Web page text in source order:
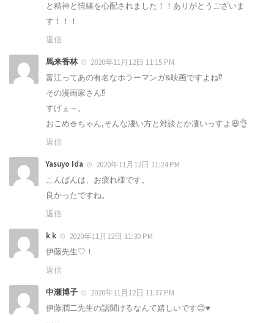
と精神と情緒を心配されました！！ありがとうございま
す！！！
返信
馬来香林
2020年11月12日 11:15 PM
富江ってあの有名なホラーマンガ&映画ですよね⁉️
その漫画家さん⁉️
すげぇ～。
おこめ🍚ちゃん,そんな凄い方と対談とか凄いっすよ😆👌
返信
Yasuyo Ida
2020年11月12日 11:24 PM
こんばんは、お疲れ様です。
良かったですね。
返信
k k
2020年11月12日 11:30 PM
伊藤先生♡！
返信
中瀬博子
2020年11月12日 11:37 PM
伊藤潤二先生の話聞けるなんて嬉しいです😊♥️